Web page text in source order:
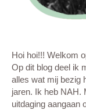
Hoi hoi!!! Welkom
Op dit blog deel ik
alles wat mij bezig
jaren. Ik heb NAH.
uitdaging aangaan